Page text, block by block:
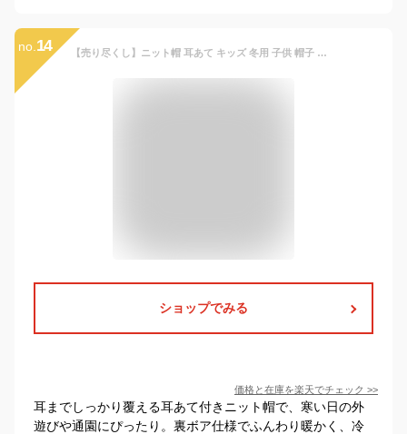
no. 14 【売り尽くし】ニット帽 耳あて キッズ 冬用 子供 帽子 キッズ帽子 ポンポン 暖かい 防寒 保温 秋冬 羊毛 裏ボア 男の子 女の子 ハット 赤ちゃん 耳保護 無地 柔らかい オシャレ かわいい
ショップでみる
価格と在庫を楽天でチェック >>
耳までしっかり覆える耳あて付きニット帽で、寒い日の外
遊びや通園にぴったり。裏ボア仕様でふんわり暖かく、冷